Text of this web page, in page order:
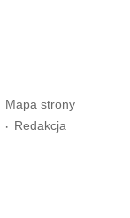
Mapa strony
Redakcja